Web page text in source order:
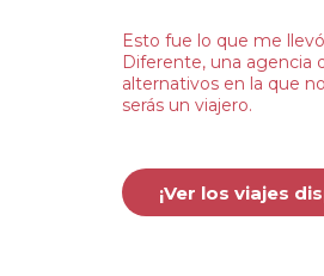
Esto fue lo que me
Diferente, una agencia
alternativos en la que
serás un viajero.
¡Ver los viajes